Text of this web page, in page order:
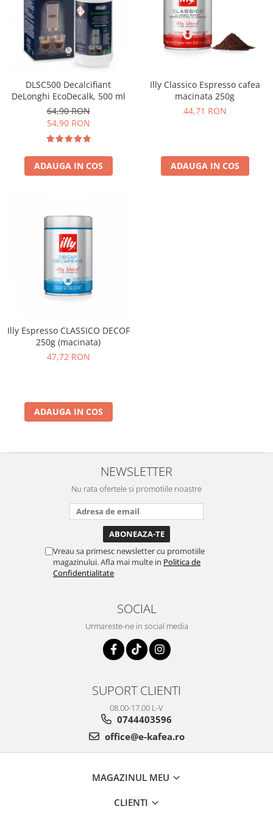
Illy Iperespresso
Nespresso Professional
Cremesso
Tassimo
Cafea macinata
DLSC500 Decalcifiant
DeLonghi EcoDecalk, 500 ml
64,90 RON
54,90 RON
ADAUGA IN COS
Illy Classico Espresso cafea
macinata 250g
44,71 RON
ADAUGA IN COS
Illy Espresso CLASSICO DECOF
250g (macinata)
47,72 RON
ADAUGA IN COS
NEWSLETTER
Nu rata ofertele si promotiile noastre
Vreau sa primesc newsletter cu promotiile
magazinului. Afla mai multe in Politica de
Confidentialitate
SOCIAL
Urmareste-ne in social media
SUPORT CLIENTI
08.00-17.00 L-V
0744403596
office@e-kafea.ro
MAGAZINUL MEU
CLIENTI